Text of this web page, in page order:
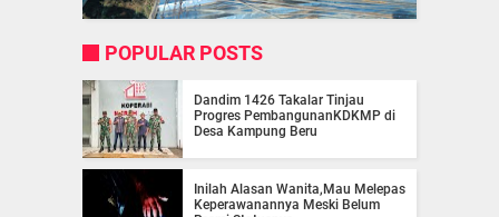
POPULAR POSTS
Dandim 1426 Takalar Tinjau
Progres PembangunanKDKMP di
Desa Kampung Beru
Inilah Alasan Wanita,Mau Melepas
Keperawanannya Meski Belum